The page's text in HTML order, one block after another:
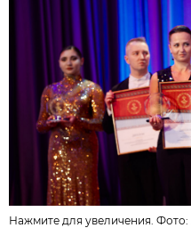
Нажмите для увеличения. Фото: